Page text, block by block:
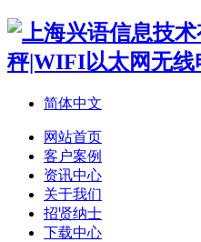
简体中文
网站首页
客户案例
资讯中心
关于我们
招贤纳士
下载中心